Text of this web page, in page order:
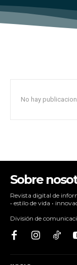
No hay
Sobre
Revista digital de
• estilo de vida •
División de